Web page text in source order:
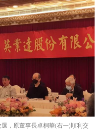
，原董事長卓桐華(右一)順利交